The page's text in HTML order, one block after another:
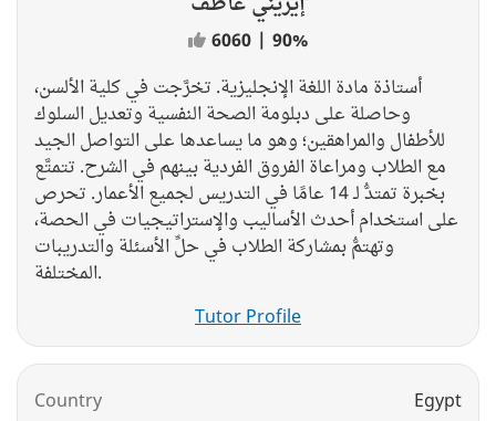
6060 | 90%
أستاذة مادة اللغة الإنجليزية. تخرَّجت في كلية الألسن،
وحاصلة على دبلومة الصحة النفسية وتعديل السلوك
للأطفال والمراهقين؛ وهو ما يساعدها على التواصل الجيد
مع الطلاب ومراعاة الفروق الفردية بينهم في الشرح. تتمتَّع
بخبرة تمتدُّ لـ 14 عامًا في التدريس لجميع الأعمار. تحرص
على استخدام أحدث الأساليب والإستراتيجيات في الحصة،
وتهتمُّ بمشاركة الطلاب في حلِّ الأسئلة والتدريبات
المختلفة.
Tutor Profile
Country Egypt